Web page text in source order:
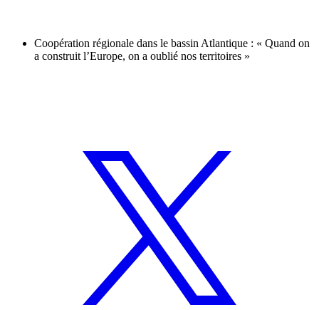
Coopération régionale dans le bassin Atlantique : « Quand on
a construit l’Europe, on a oublié nos territoires »